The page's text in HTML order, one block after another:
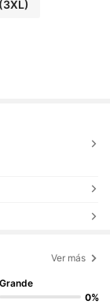
muj
Ver más
Grande
0%